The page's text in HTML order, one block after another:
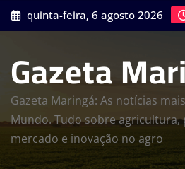
Skip
to
quinta-feira, 6 agosto 2026
Gazeta
Gazeta Maringá: As notícias
Mundo. Tudo sobre agricultura,
mercado e inovação no agro